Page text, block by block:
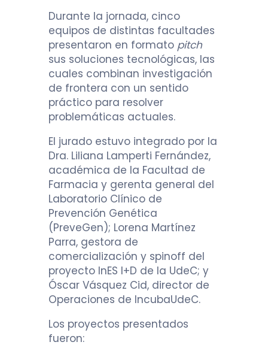
Durante la jornada, cinco
equipos de distintas facultades
presentaron en formato pitch
sus soluciones tecnológicas, las
cuales combinan investigación
de frontera con un sentido
práctico para resolver
problemáticas actuales.
El jurado estuvo integrado por la
Dra. Liliana Lamperti Fernández,
académica de la Facultad de
Farmacia y gerenta general del
Laboratorio Clínico de
Prevención Genética
(PreveGen); Lorena Martínez
Parra, gestora de
comercialización y spinoff del
proyecto InES I+D de la UdeC; y
Óscar Vásquez Cid, director de
Operaciones de IncubaUdeC.
Los proyectos presentados
fueron: